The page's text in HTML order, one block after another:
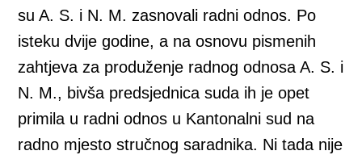
su A. S. i N. M. zasnovali radni odnos. Po
isteku dvije godine, a na osnovu pismenih
zahtjeva za produženje radnog odnosa A. S. i
N. M., bivša predsjednica suda ih je opet
primila u radni odnos u Kantonalni sud na
radno mjesto stručnog saradnika. Ni tada nije